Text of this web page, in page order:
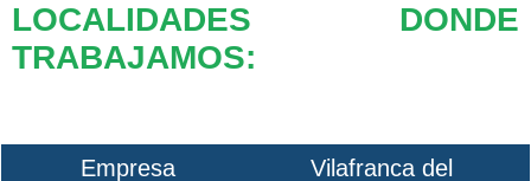
LOCALIDADES DONDE
TRABAJAMOS:
Empresa
Vilafranca del